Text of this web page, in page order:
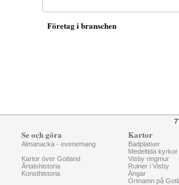
Företag i branschen
Se och göra
Almanacka - evenemang
Kartor över Gotland
Årtalshistoria
Konsthistoria
Kartor
Badplatser
Medeltida kyrkor
Visby ringmur
Ruiner i Visby
Ängar
Ortnamn på